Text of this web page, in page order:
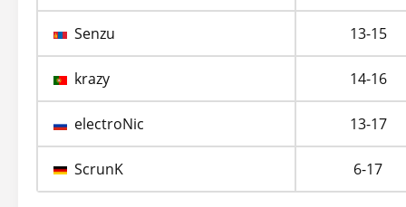
Senzu 13-15
krazy 14-16
electroNic 13-17
ScrunK 6-17